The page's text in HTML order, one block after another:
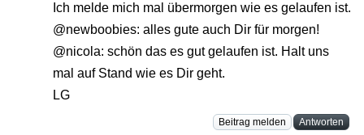
Ich melde mich mal übermorgen wie es gelaufen ist.
@newboobies: alles gute auch Dir für morgen!
@nicola: schön das es gut gelaufen ist. Halt uns
mal auf Stand wie es Dir geht.
LG
Beitrag melden Antworten